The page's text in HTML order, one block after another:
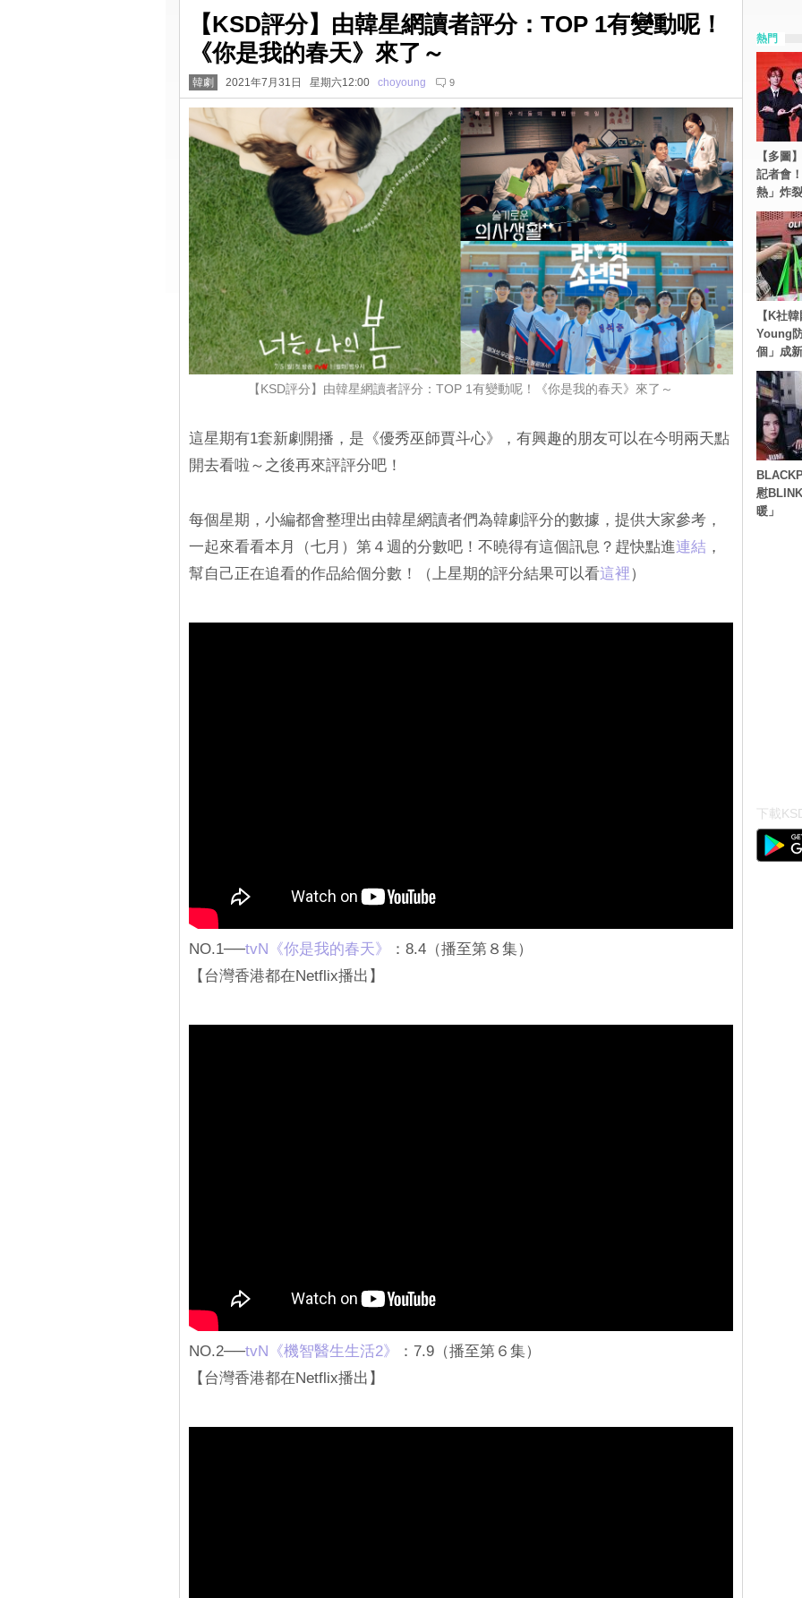
【KSD評分】由韓星網讀者評分：TOP 1有變動呢！
《你是我的春天》來了～
韓劇 2021年7月31日 星期六12:00 choyoung 9
【KSD評分】由韓星網讀者評分：TOP 1有變動呢！《你是我的春天》來了～
這星期有1套新劇開播，是《優秀巫師賈斗心》，有興趣的朋友可以在今明兩天點
開去看啦～之後再來評評分吧！
每個星期，小編都會整理出由韓星網讀者們為韓劇評分的數據，提供大家參考，
一起來看看本月（七月）第４週的分數吧！不曉得有這個訊息？趕快點進連結 ，
幫自己正在追看的作品給個分數！（上星期的評分結果可以看這裡）
NO.1──tvN《你是我的春天》
：8.4（播至第８集）
【台灣香港都在Netflix播出】
NO.2──tvN《機智醫生生活2》
：7.9（播至第６集）
【台灣香港都在Netflix播出】
熱門
【多圖
記者會
熱」炸
【K社
Young
個」成
慰
暖」
下載